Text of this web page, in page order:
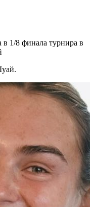
1/8 финала турнира в